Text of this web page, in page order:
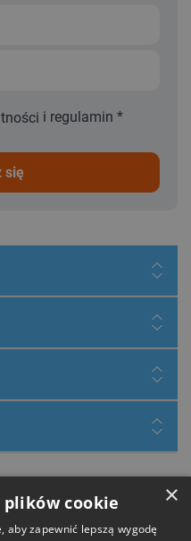
i regulamin *
się
×
cookie
aby zapewnić lepszą wygodę